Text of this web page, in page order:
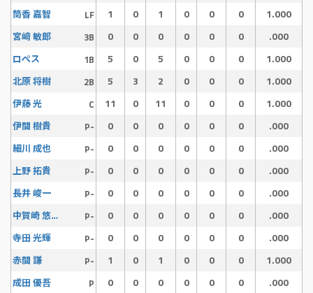
筒香 嘉智 LF 1 0 1 0 0 0 1.000
宮﨑 敏郎 3B 0 0 0 0 0 0 .000
ロペス 1B 5 0 5 0 0 0 1.000
北原 将樹 2B 5 3 2 0 0 0 1.000
伊藤 光 C 11 0 11 0 0 0 1.000
伊間 樹貴 P- 0 0 0 0 0 0 .000
細川 成也 P- 0 0 0 0 0 0 .000
上野 拓貴 P- 0 0 0 0 0 0 .000
長井 峻一 P- 0 0 0 0 0 0 .000
中賀崎 悠之介 P- 0 0 0 0 0 0 .000
寺田 光輝 P- 0 0 0 0 0 0 .000
赤間 謙 P- 1 0 1 0 0 0 1.000
成田 優吾 P 0 0 0 0 0 0 .000